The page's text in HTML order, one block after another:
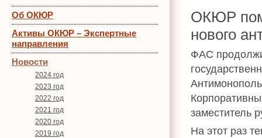
Об ОКЮР
Активы ОКЮР – Экспертные
направления
Новости
2024 год
2023 год
2022 год
2021 год
2020 год
2019 год
ОКЮР
нового
ФАС
заместитель
На этот раз